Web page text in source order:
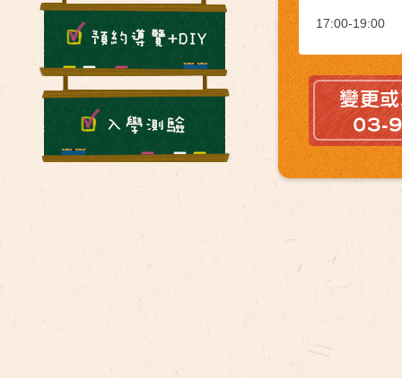
17:00-19:00